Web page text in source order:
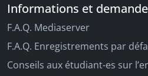
Informations et
F.A.Q. Mediaserver
F.A.Q. Enregistrements par
Conseils aux étudiant-es sur